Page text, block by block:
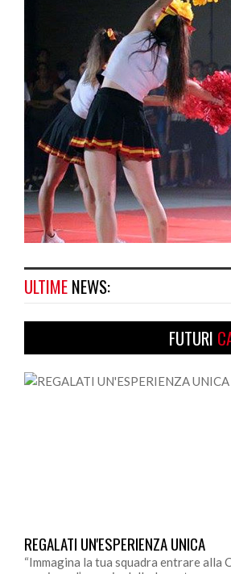
ULTIMENEWS:
FUTURI
REGALATI UN'ESPERIENZA UNICA
“Immagina la tua squadra entrare alla